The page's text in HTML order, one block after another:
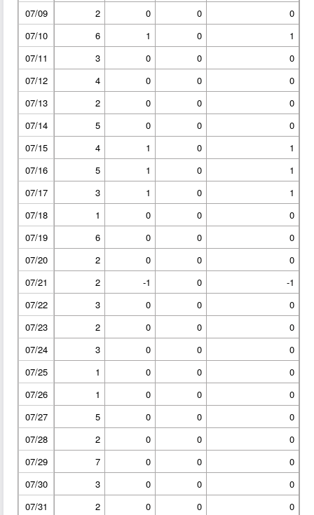
07/09
2 0 0
0
07/10
6 1 0
1
07/11
3 0 0
0
07/12
4 0 0
0
07/13
2 0 0
0
07/14
5 0 0
0
07/15
4 1 0
1
07/16
5 1 0
1
07/17
3 1 0
1
07/18
1 0 0
0
07/19
6 0 0
0
07/20
2 0 0
0
07/21
2 -1 0
-1
07/22
3 0 0
0
07/23
2 0 0
0
07/24
3 0 0
0
07/25
1 0 0
0
07/26
1 0 0
0
07/27
5 0 0
0
07/28
2 0 0
0
07/29
7 0 0
0
07/30
3 0 0
0
07/31
2 0 0
0